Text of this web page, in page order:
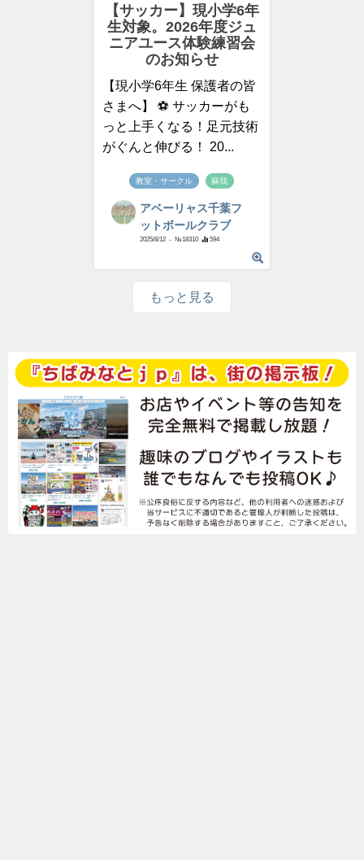
【サッカー】現小学6年
生対象。2026年度ジュ
ニアユース体験練習会
のお知らせ
【現小学6年生 保護者の皆
さまへ】 ⚽ サッカーがも
っと上手くなる！足元技術
がぐんと伸びる！ 20...
教室・サークル 蘇我
アベーリャス千葉フ
ットボールクラブ
2025/8/12 - №18310 594
もっと見る